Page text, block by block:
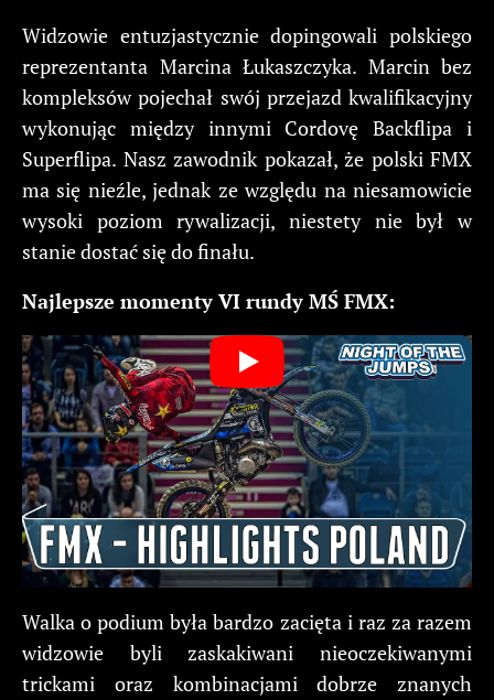
Widzowie entuzjastycznie dopingowali polskiego
reprezentanta Marcina Łukaszczyka. Marcin bez
kompleksów pojechał swój przejazd kwalifikacyjny
wykonując między innymi Cordovę Backflipa i
Superflipa. Nasz zawodnik pokazał, że polski FMX
ma się nieźle, jednak ze względu na niesamowicie
wysoki poziom rywalizacji, niestety nie był w
stanie dostać się do finału.
Najlepsze momenty VI rundy MŚ FMX:
Walka o podium była bardzo zacięta i raz za razem
widzowie byli zaskakiwani nieoczekiwanymi
trickami oraz kombinacjami dobrze znanych